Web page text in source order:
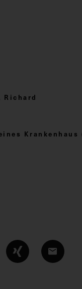
Richard
Krankenhaus